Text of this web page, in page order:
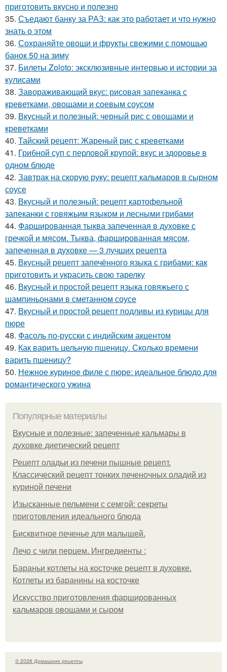
приготовить вкусно и полезно
35. Съедают банку за РАЗ: как это работает и что нужно
знать о этом
36. Сохраняйте овощи и фрукты свежими с помощью
банок 50 на зиму
37. Билеты Zoloto: эксклюзивные интервью и истории за
кулисами
38. Завораживающий вкус: рисовая запеканка с
креветками, овощами и соевым соусом
39. Вкусный и полезный: черный рис с овощами и
креветками
40. Тайский рецепт: Жареный рис с креветками
41. Грибной суп с перловой крупой: вкус и здоровье в
одном блюде
42. Завтрак на скорую руку: рецепт кальмаров в сырном
соусе
43. Вкусный и полезный: рецепт картофельной
запеканки с говяжьим языком и лесными грибами
44. Фаршированная тыква запеченная в духовке с
гречкой и мясом. Тыква, фаршированная мясом,
запеченная в духовке — 3 лучших рецепта
45. Вкусный рецепт запечённого языка с грибами: как
приготовить и украсить свою тарелку
46. Вкусный и простой рецепт языка говяжьего с
шампиньонами в сметанном соусе
47. Вкусный и простой рецепт подливы из курицы для
пюре
48. Фасоль по-русски с индийским акцентом
49. Как варить цельную пшеницу. Сколько времени
варить пшеницу?
50. Нежное куриное филе с пюре: идеальное блюдо для
романтического ужина
Популярные материалы
Вкусные и полезные: запеченные кальмары в
духовке диетический рецепт
Рецепт оладьи из печени пышные рецепт.
Классический рецепт тонких печеночных оладий из
куриной печени
Изысканные пельмени с семгой: секреты
приготовления идеального блюда
Бисквитное печенье для малышей.
Лечо с чили перцем. Ингредиенты :
Бараньи котлеты на косточке рецепт в духовке.
Котлеты из баранины на косточке
Искусство приготовления фаршированных
кальмаров овощами и сыром
© 2026 Домашние рецепты